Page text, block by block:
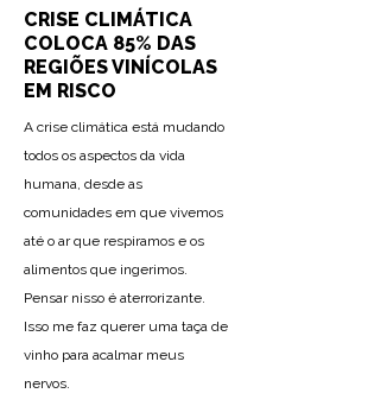
CRISE CLIMÁTICA
COLOCA 85% DAS
REGIÕES VINÍCOLAS
EM RISCO
A crise climática está mudando
todos os aspectos da vida
humana, desde as
comunidades em que vivemos
até o ar que respiramos e os
alimentos que ingerimos.
Pensar nisso é aterrorizante.
Isso me faz querer uma taça de
vinho para acalmar meus
nervos.